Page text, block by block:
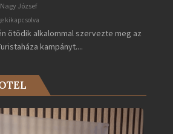
Nagy József
kikapcsolva
ötödik alkalommal szervezte meg az
kampányt....